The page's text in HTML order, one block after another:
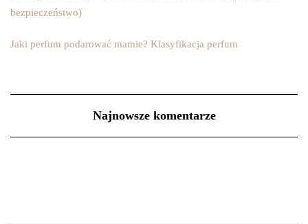
bezpieczeństwo)
Jaki perfum podarować mamie? Klasyfikacja perfum
Najnowsze komentarze